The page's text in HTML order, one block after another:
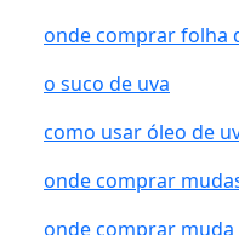
onde comprar folha
o suco de uva
como usar óleo de
onde comprar
onde comprar muda